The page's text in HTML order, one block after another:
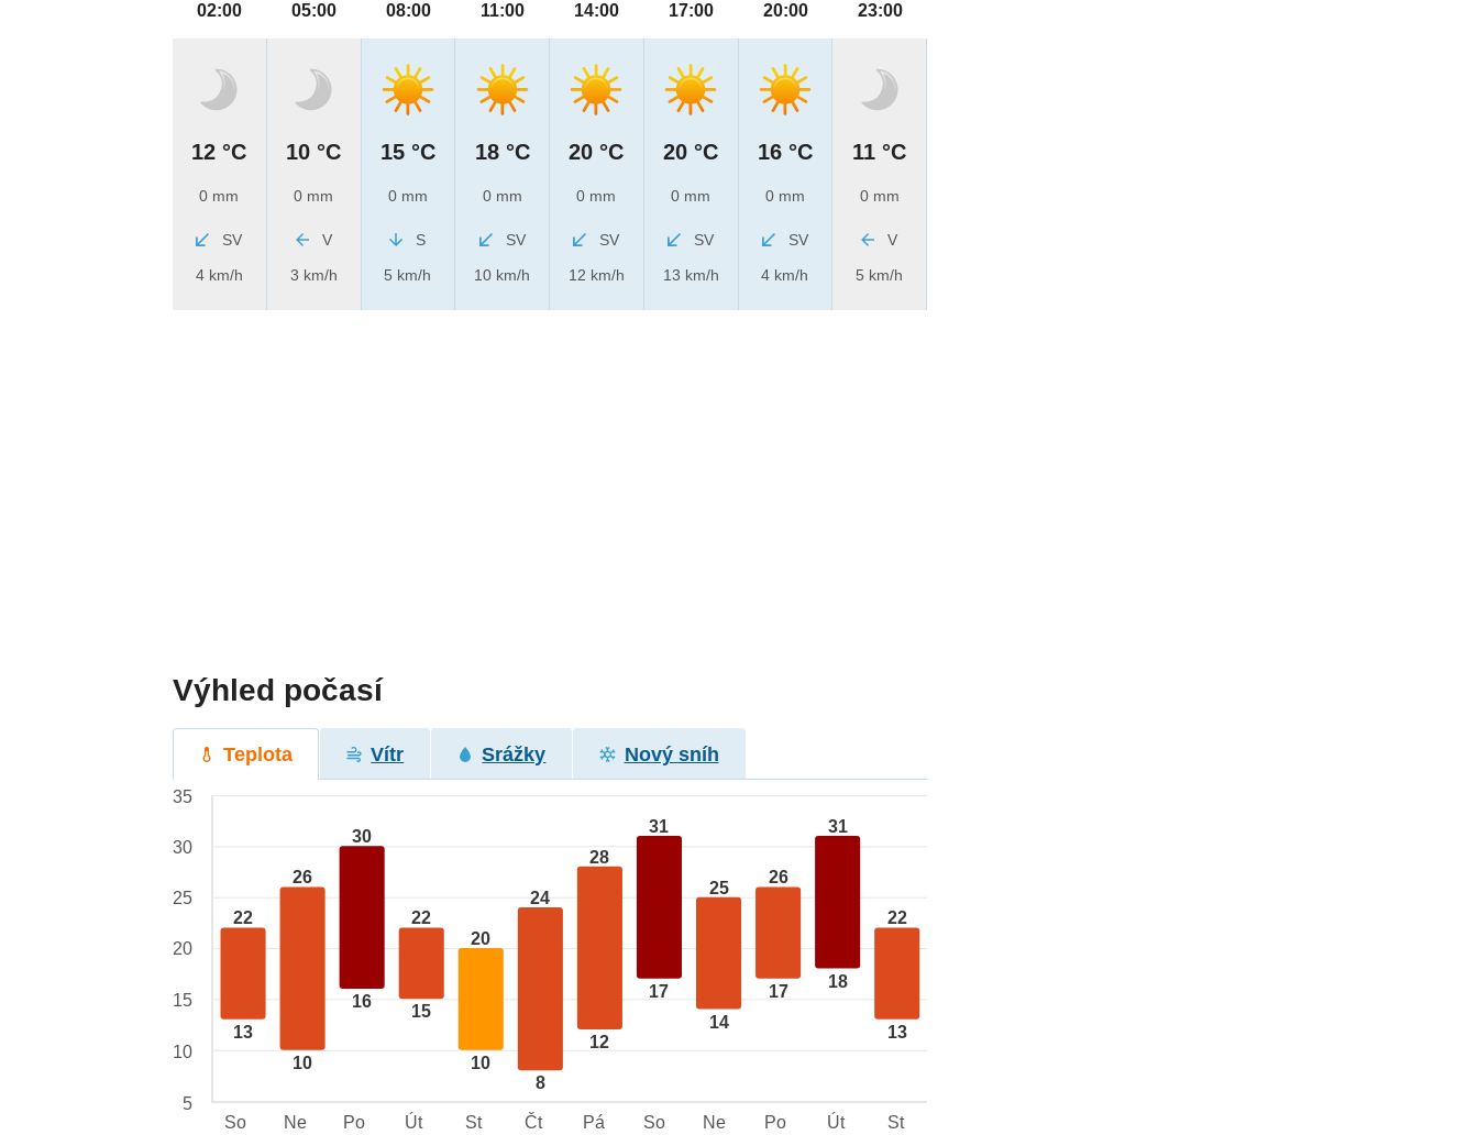
02:00
12 °C
0 mm
SV
4 km/h
05:00
10 °C
0 mm
V
3 km/h
08:00
15 °C
0 mm
S
5 km/h
11:00
18 °C
0 mm
SV
10 km/h
14:00
20 °C
0 mm
SV
12 km/h
17:00
20 °C
0 mm
SV
13 km/h
20:00
16 °C
0 mm
SV
4 km/h
23:00
11 °C
0 mm
V
5 km/h
Výhled počasí
Teplota Vítr Srážky Nový sníh
22
13
26
10
30
16
22
15
20
10
24
8
28
12
31
17
25
14
26
17
31
18
22
13
35
30
25
20
15
10
5
So
Ne Po Út St Čt Pá So Ne Po Út St